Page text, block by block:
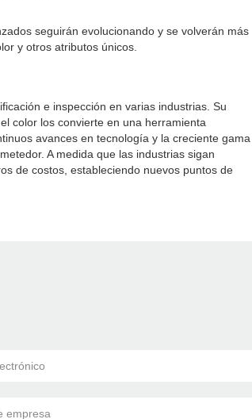
seguirán evolucionando y se volverán más
y otros atributos únicos.
e inspección en varias industrias. Su
color los convierte en una herramienta
avances en tecnología y la creciente gama
A medida que las industrias sigan
de costos, estableciendo nuevos puntos de
empresa